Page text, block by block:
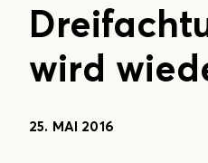
wird
25. MAI 2016